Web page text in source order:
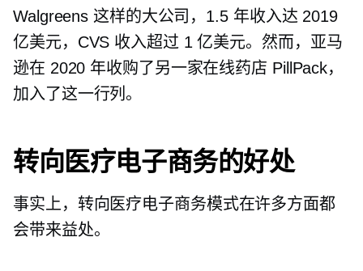
Walgreens 这样的大公司，1.5 年收入达 2019
亿美元，CVS 收入超过 1 亿美元。然而，亚马
逊在 2020 年收购了另一家在线药店 PillPack，
加入了这一行列。
转向医疗电子商务的好处
事实上，转向医疗电子商务模式在许多方面都
会带来益处。